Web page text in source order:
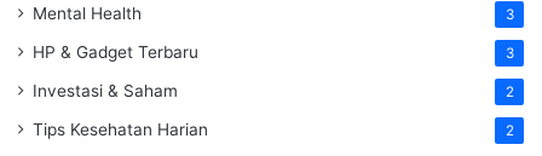
Mental Health 3
HP & Gadget Terbaru 3
Investasi & Saham 2
Tips Kesehatan Harian 2